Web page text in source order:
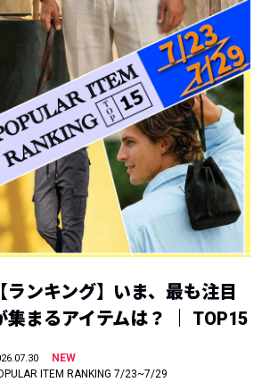
【ランキング】いま、最も注目
集まるアイテムは？ ｜ TOP15
NEW
ITEM RANKING 7/23~7/29